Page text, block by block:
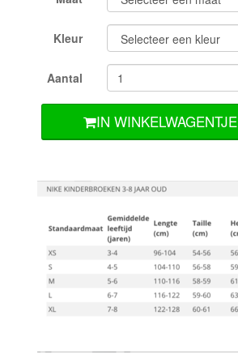
Kleur
Aantal
IN WINKELWAGENTJE